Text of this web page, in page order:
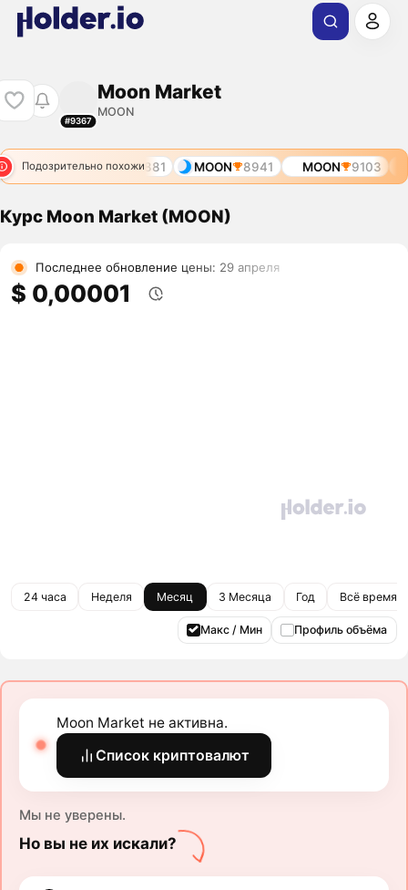
#9367
Moon Market
MOON
Подозрительно похожи
7561 MOON 8881 MOON 8941 MOON 9103
Курс Moon Market (MOON)
Последнее обновление цены: 29 апреля
$ 0,00001
24 часа Неделя Месяц 3 Месяца Год Всё время
Макс / Мин Профиль объёма
Moon Market не активна.
Список криптовалют
Мы не уверены.
Но вы не их искали?